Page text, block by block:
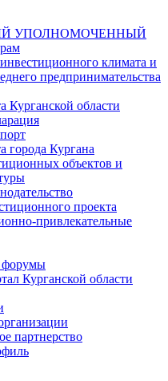
УПОЛНОМОЧЕННЫЙ
климата и
предпринимательства
Курганской области
города Кургана
объектов и
проекта
привлекательные
форумы
Курганской области
партнерство